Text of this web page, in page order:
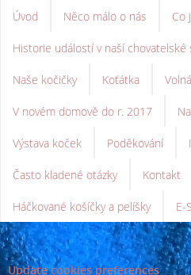
Úvod Něco málo o nás Co
Historie událostí v naší chovatelské
Naše kočičky Koťátka
V novém domově do r. 2017
Výstava koček Poděkování
Často kladené otázky Kontakt
Háčkované košíčky a pelíšky E-
Update cookies preferences